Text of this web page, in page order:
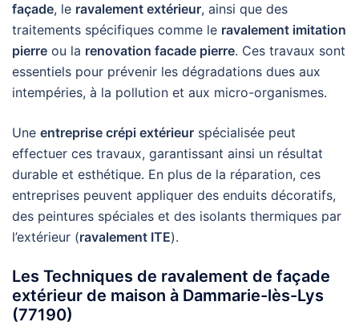
façade, le ravalement extérieur, ainsi que des
traitements spécifiques comme le ravalement imitation
pierre ou la renovation facade pierre. Ces travaux sont
essentiels pour prévenir les dégradations dues aux
intempéries, à la pollution et aux micro-organismes.
Une entreprise crépi extérieur spécialisée peut
effectuer ces travaux, garantissant ainsi un résultat
durable et esthétique. En plus de la réparation, ces
entreprises peuvent appliquer des enduits décoratifs,
des peintures spéciales et des isolants thermiques par
l’extérieur (ravalement ITE).
Les Techniques de ravalement de façade
extérieur de maison à Dammarie-lès-Lys
(77190)